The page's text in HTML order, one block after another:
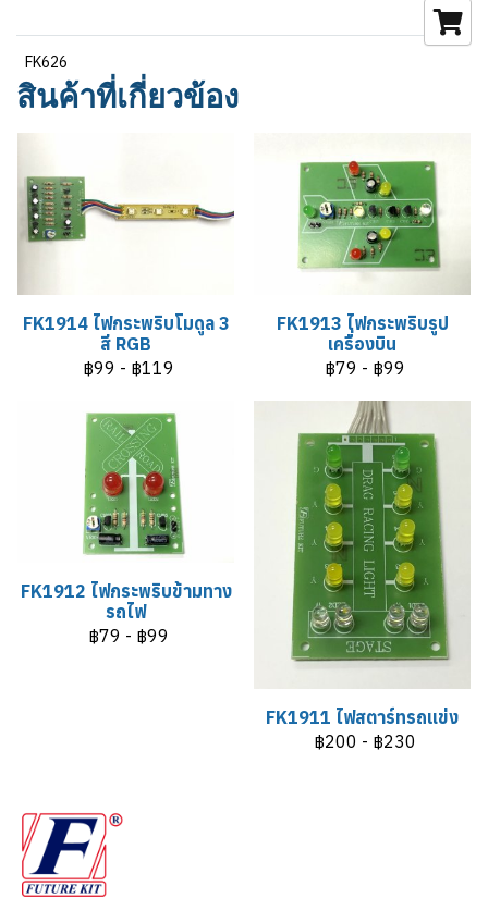
FK626
สินค้าที่เกี่ยวข้อง
FK1914 ไฟกระพริบโมดูล 3
สี RGB
฿99 - ฿119
FK1913 ไฟกระพริบรูป
เครื่องบิน
฿79 - ฿99
FK1912 ไฟกระพริบข้ามทาง
รถไฟ
฿79 - ฿99
FK1911 ไฟสตาร์ทรถแข่ง
฿200 - ฿230